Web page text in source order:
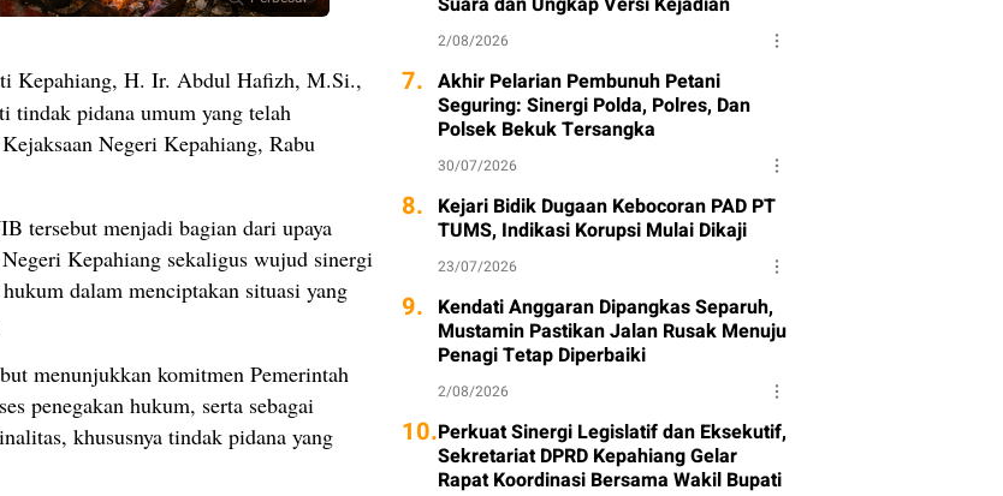
Kepahiang, H. Ir. Abdul Hafizh, M.Si.,
tindak pidana umum yang telah
Negeri Kepahiang, Rabu
tersebut menjadi bagian dari upaya
Kepahiang sekaligus wujud sinergi
dalam menciptakan situasi yang
menunjukkan komitmen Pemerintah
penegakan hukum, serta sebagai
khususnya tindak pidana yang
2/08/2026
7. Akhir Pelarian Pembunuh Petani
Seguring: Sinergi Polda, Polres, Dan
Polsek Bekuk Tersangka
30/07/2026
8. Kejari Bidik Dugaan Kebocoran PAD PT
TUMS, Indikasi Korupsi Mulai Dikaji
23/07/2026
9. Kendati Anggaran Dipangkas Separuh,
Mustamin Pastikan Jalan Rusak Menuju
Penagi Tetap Diperbaiki
2/08/2026
10.Perkuat Sinergi Legislatif dan Eksekutif,
Sekretariat DPRD Kepahiang Gelar
Rapat Koordinasi Bersama Wakil Bupati